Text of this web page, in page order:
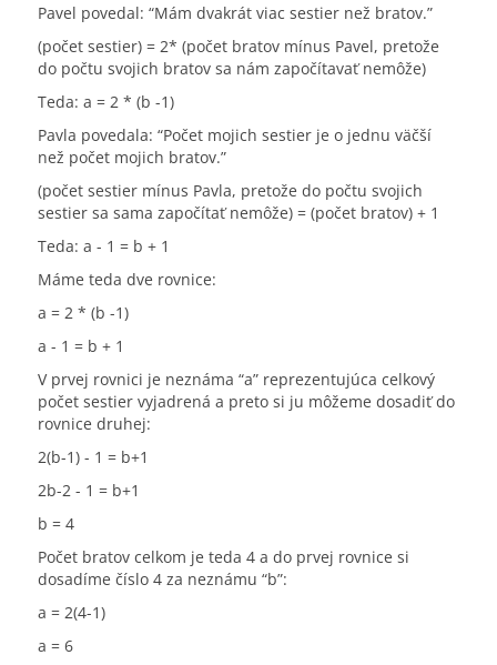
Pavel povedal: “Mám dvakrát viac sestier než bratov.”
(počet sestier) = 2* (počet bratov mínus Pavel, pretože
do počtu svojich bratov sa nám započítavať nemôže)
Teda: a = 2 * (b -1)
Pavla povedala: “Počet mojich sestier je o jednu väčší
než počet mojich bratov.”
(počet sestier mínus Pavla, pretože do počtu svojich
sestier sa sama započítať nemôže) = (počet bratov) + 1
Teda: a - 1 = b + 1
Máme teda dve rovnice:
a = 2 * (b -1)
a - 1 = b + 1
V prvej rovnici je neznáma “a” reprezentujúca celkový
počet sestier vyjadrená a preto si ju môžeme dosadiť do
rovnice druhej:
2(b-1) - 1 = b+1
2b-2 - 1 = b+1
b = 4
Počet bratov celkom je teda 4 a do prvej rovnice si
dosadíme číslo 4 za neznámu “b”:
a = 2(4-1)
a = 6